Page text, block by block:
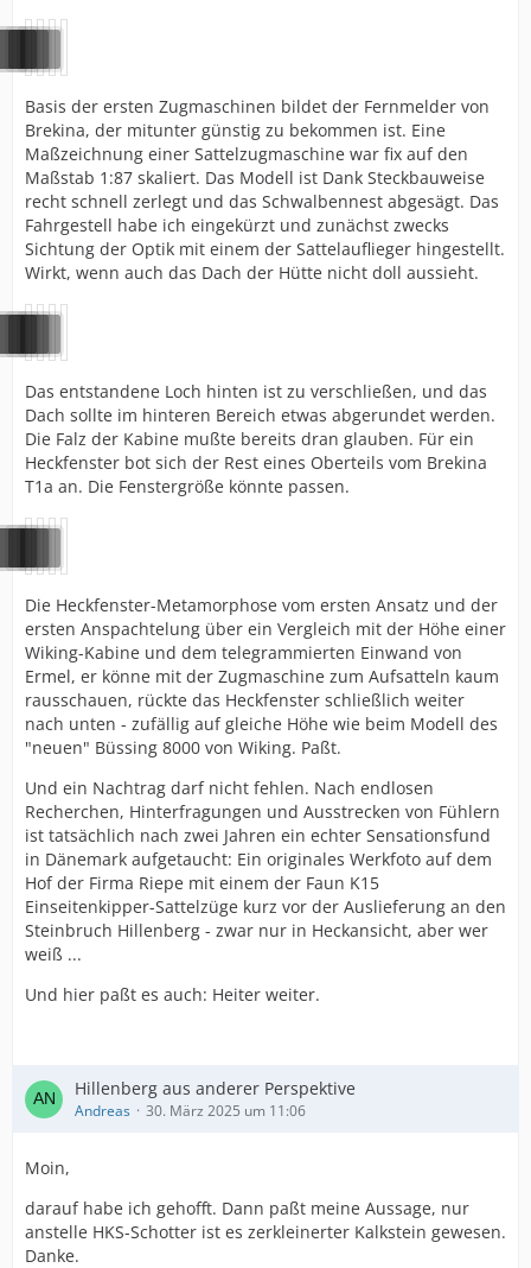
Basis der ersten Zugmaschinen bildet der Fernmelder von
Brekina, der mitunter günstig zu bekommen ist. Eine
Maßzeichnung einer Sattelzugmaschine war fix auf den
Maßstab 1:87 skaliert. Das Modell ist Dank Steckbauweise
recht schnell zerlegt und das Schwalbennest abgesägt. Das
Fahrgestell habe ich eingekürzt und zunächst zwecks
Sichtung der Optik mit einem der Sattelauflieger hingestellt.
Wirkt, wenn auch das Dach der Hütte nicht doll aussieht.
Das entstandene Loch hinten ist zu verschließen, und das
Dach sollte im hinteren Bereich etwas abgerundet werden.
Die Falz der Kabine mußte bereits dran glauben. Für ein
Heckfenster bot sich der Rest eines Oberteils vom Brekina
T1a an. Die Fenstergröße könnte passen.
Die Heckfenster-Metamorphose vom ersten Ansatz und der
ersten Anspachtelung über ein Vergleich mit der Höhe einer
Wiking-Kabine und dem telegrammierten Einwand von
Ermel, er könne mit der Zugmaschine zum Aufsatteln kaum
rausschauen, rückte das Heckfenster schließlich weiter
nach unten - zufällig auf gleiche Höhe wie beim Modell des
"neuen" Büssing 8000 von Wiking. Paßt.
Und ein Nachtrag darf nicht fehlen. Nach endlosen
Recherchen, Hinterfragungen und Ausstrecken von Fühlern
ist tatsächlich nach zwei Jahren ein echter Sensationsfund
in Dänemark aufgetaucht: Ein originales Werkfoto auf dem
Hof der Firma Riepe mit einem der Faun K15
Einseitenkipper-Sattelzüge kurz vor der Auslieferung an den
Steinbruch Hillenberg - zwar nur in Heckansicht, aber wer
weiß ...
Und hier paßt es auch: Heiter weiter.
Hillenberg aus anderer Perspektive
Andreas 30. März 2025 um 11:06
Moin,
darauf habe ich gehofft. Dann paßt meine Aussage, nur
anstelle HKS-Schotter ist es zerkleinerter Kalkstein gewesen.
Danke.